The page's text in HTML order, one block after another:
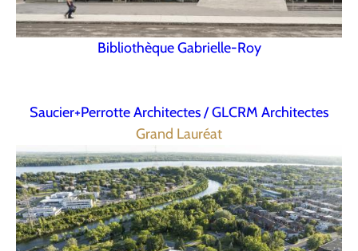
Bibliothèque Gabrielle-Roy
Saucier+Perrotte Architectes / GLCRM Architectes
Grand Lauréat